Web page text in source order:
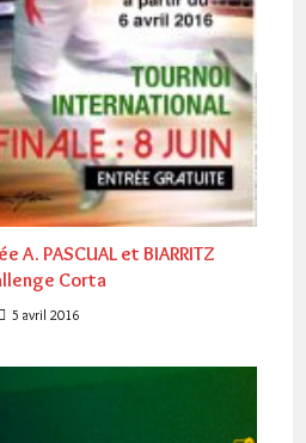
A. PASCUAL et BIARRITZ
Corta
5 avril 2016